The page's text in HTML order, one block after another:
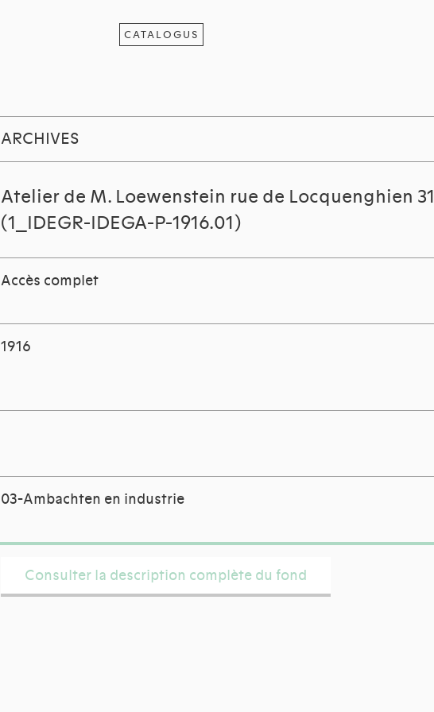
CATALOGUS
ARCHIVES
Atelier de M. Loewenstein rue de Locquenghien 31
(1_IDEGR-IDEGA-P-1916.01)
Accès complet
1916
03-Ambachten en industrie
Consulter la description complète du fond